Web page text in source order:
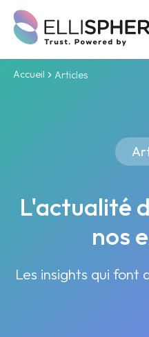
Accueil Articles
L'actualité
nos
Les insights qui